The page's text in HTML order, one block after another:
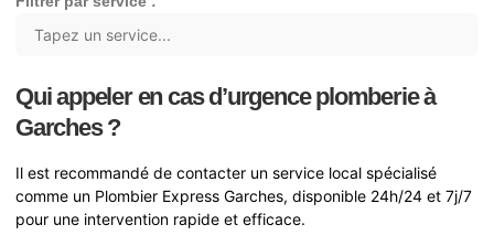
Qui appeler en cas d’urgence plomberie à
Garches ?
Il est recommandé de contacter un service local spécialisé
comme un Plombier Express Garches, disponible 24h/24 et 7j/7
pour une intervention rapide et efficace.